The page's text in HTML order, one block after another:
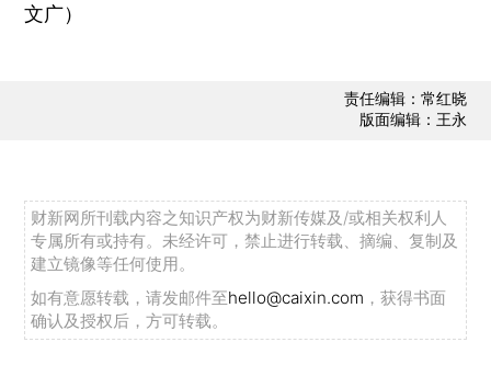
文广）
责任编辑：常红晓
版面编辑：王永
财新网所刊载内容之知识产权为财新传媒及/或相关权利人
专属所有或持有。未经许可，禁止进行转载、摘编、复制及
建立镜像等任何使用。
如有意愿转载，请发邮件至hello@caixin.com ，获得书面
确认及授权后，方可转载。